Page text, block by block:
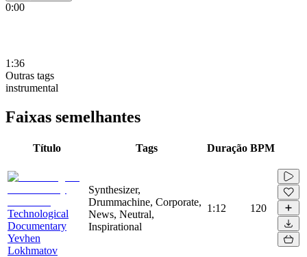
0:00
1:36
Outras tags
instrumental
Faixas semelhantes
Título Tags Duração BPM
Technological
Documentary
Yevhen
Lokhmatov
Synthesizer,
Drummachine, Corporate,
News, Neutral,
Inspirational
1:12 120